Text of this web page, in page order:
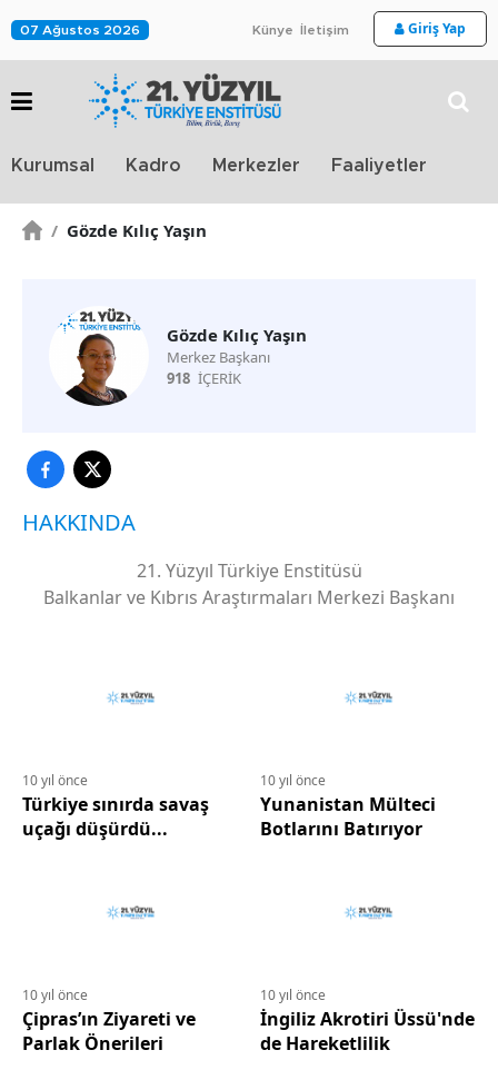
07 Ağustos 2026 Künye İletişim Giriş Yap
Kurumsal Kadro Merkezler Faaliyetler
/ Gözde Kılıç Yaşın
Gözde Kılıç Yaşın
Merkez Başkanı
918 İÇERİK
HAKKINDA
21. Yüzyıl Türkiye Enstitüsü
Balkanlar ve Kıbrıs Araştırmaları Merkezi Başkanı
10 yıl önce
Türkiye sınırda savaş
uçağı düşürdü...
10 yıl önce
Yunanistan Mülteci
Botlarını Batırıyor
10 yıl önce
Çipras’ın Ziyareti ve
Parlak Önerileri
10 yıl önce
İngiliz Akrotiri Üssü'nde
de Hareketlilik